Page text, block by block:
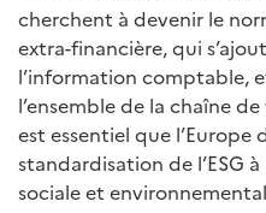
cherchent à devenir le
extra-financière, qui
l’information comptable,
l’ensemble de la chaîne
est essentiel que l’Europe
standardisation de l’ESG
sociale et